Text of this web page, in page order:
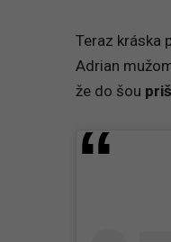
Teraz kráska
Adrian
že do šou